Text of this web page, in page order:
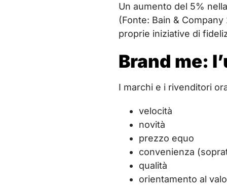
Un aumento del 5%
(Fonte: Bain &
proprie iniziative di
Brand me:
I marchi e i rivenditori
velocità
novità
prezzo equo
convenienza
qualità
orientamento al